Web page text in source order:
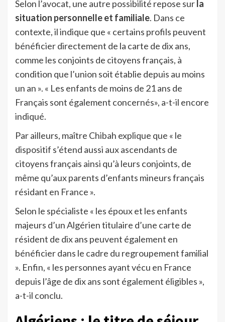
Selon l’avocat, une autre possibilité repose sur la
situation personnelle et familiale. Dans ce
contexte, il indique que « certains profils peuvent
bénéficier directement de la carte de dix ans,
comme les conjoints de citoyens français, à
condition que l’union soit établie depuis au moins
un an ». « Les enfants de moins de 21 ans de
Français sont également concernés», a-t-il encore
indiqué.
Par ailleurs, maître Chibah explique que « le
dispositif s’étend aussi aux ascendants de
citoyens français ainsi qu’à leurs conjoints, de
même qu’aux parents d’enfants mineurs français
résidant en France ».
Selon le spécialiste « les époux et les enfants
majeurs d’un Algérien titulaire d’une carte de
résident de dix ans peuvent également en
bénéficier dans le cadre du regroupement familial
». Enfin, « les personnes ayant vécu en France
depuis l’âge de dix ans sont également éligibles »,
a-t-il conclu.